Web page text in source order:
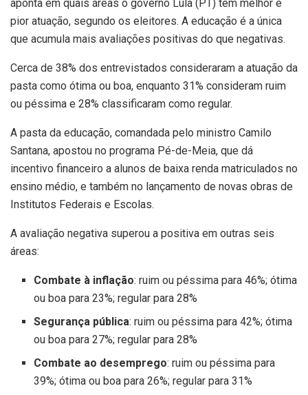
aponta em quais áreas o governo Lula (PT) tem melhor e
pior atuação, segundo os eleitores. A educação é a única
que acumula mais avaliações positivas do que negativas.
Cerca de 38% dos entrevistados consideraram a atuação da
pasta como ótima ou boa, enquanto 31% consideram ruim
ou péssima e 28% classificaram como regular.
A pasta da educação, comandada pelo ministro Camilo
Santana, apostou no programa Pé-de-Meia, que dá
incentivo financeiro a alunos de baixa renda matriculados no
ensino médio, e também no lançamento de novas obras de
Institutos Federais e Escolas.
A avaliação negativa superou a positiva em outras seis
áreas:
Combate à inflação: ruim ou péssima para 46%; ótima
ou boa para 23%; regular para 28%
Segurança pública: ruim ou péssima para 42%; ótima
ou boa para 27%; regular para 28%
Combate ao desemprego: ruim ou péssima para
39%; ótima ou boa para 26%; regular para 31%